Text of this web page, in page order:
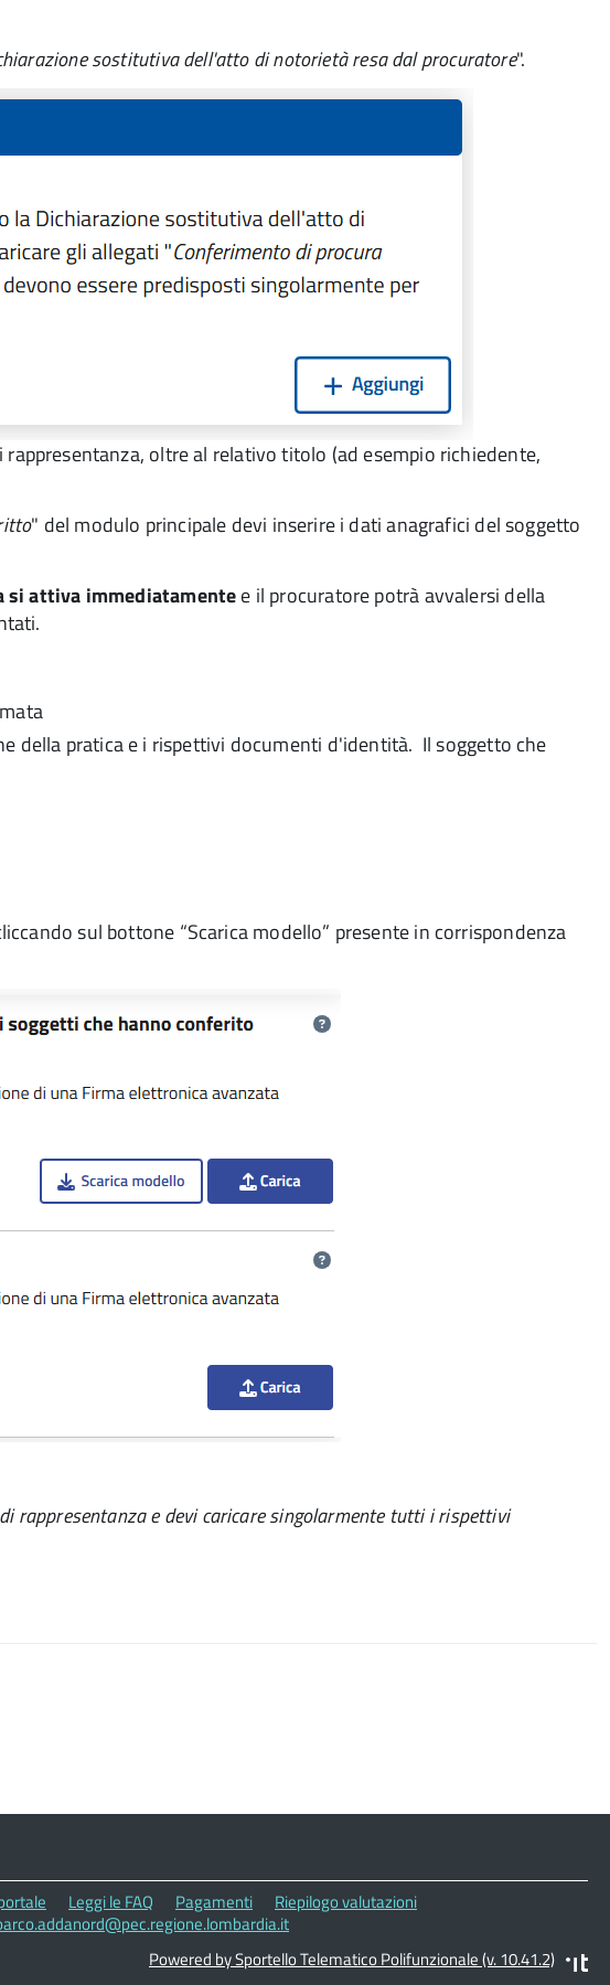
sostitutiva dell'atto di notorietà resa dal procuratore".
oltre al relativo titolo (ad esempio richiedente,
" del modulo principale devi inserire i dati anagrafici del soggetto
si attiva immediatamentee il procuratore potrà avvalersi della
della pratica e i rispettivi documenti d'identità. Il soggetto che
sul bottone “Scarica modello” presente in corrispondenza
rappresentanza e devi caricare singolarmente tutti i rispettivi
Leggi le FAQ Pagamenti
Riepilogo valutazioni
Powered by Sportello Telematico Polifunzionale (v. 10.41.2)